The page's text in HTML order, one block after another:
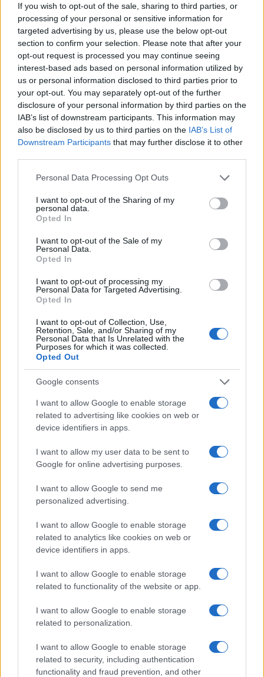
If you wish to opt-out of the sale, sharing to third parties, or
processing of your personal or sensitive information for
targeted advertising by us, please use the below opt-out
section to confirm your selection. Please note that after your
opt-out request is processed you may continue seeing
interest-based ads based on personal information utilized by
us or personal information disclosed to third parties prior to
your opt-out. You may separately opt-out of the further
disclosure of your personal information by third parties on the
IAB’s list of downstream participants. This information may
also be disclosed by us to third parties on the IAB’s List of
Downstream Participants that may further disclose it to other
Please note that this website/app uses one or more Google
not limited to your visit or usage behaviour. You may click to
grant or deny consent to Google and its third-party tags to
use your data for below specified purposes in below Google
consent section.
Personal Data Processing Opt Outs
I want to opt-out of the Sharing of my
personal data.
Opted In
I want to opt-out of the Sale of my
Personal Data.
Opted In
I want to opt-out of processing my
Personal Data for Targeted Advertising.
Opted In
I want to opt-out of Collection, Use,
Retention, Sale, and/or Sharing of my
Personal Data that Is Unrelated with the
Purposes for which it was collected.
Opted Out
Google consents
I want to allow Google to enable storage
related to advertising like cookies on web or
device identifiers in apps.
I want to allow my user data to be sent to
Google for online advertising purposes.
I want to allow Google to send me
personalized advertising.
I want to allow Google to enable storage
related to analytics like cookies on web or
device identifiers in apps.
I want to allow Google to enable storage
related to functionality of the website or app.
I want to allow Google to enable storage
related to personalization.
I want to allow Google to enable storage
related to security, including authentication
functionality and fraud prevention, and other
i tuoi video e le tue foto
Su WhatsApp al numero +39
345 356 7512
Ricevi le nostre ultime news
daGoogle News
F
a
ce
b
o
o
k
T
it
te
r
Pi
te
st
h
at
A
p
h
a
Incendio nella notte a Olbia, a fuoco due furgoni
A fuoco un deposito con bombole, intervento dei
vigili del fuoco a Rudalza
Ristorante distrutto dalle fiamme a La
Maddalena, incendio a Monti d’à rena
Le previsioni meteo per il weekend a Olbia e in
Michelle Hunziker in Gallura, bella anche dal
Calangianus, dopo le polemiche il centro
accoglienza minori chiude
Olbia, divieto di sosta contro spaccio e degrado:
esplode la protesta